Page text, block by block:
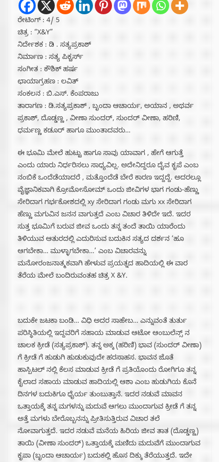
ರೇಟಿಂಗ್ : 4/ 5
ಚಿತ್ರ : “X&Y”
ನಿರ್ದೇಶಕ : ಡಿ . ಸತ್ಯಪ್ರಕಾಶ್
ನಿರ್ಮಾಣ : ಸತ್ಯ ಪಿಕ್ಚರ್ಸ್
ಸಂಗೀತ : ಕೌಶಿಕ್ ಹರ್ಷ
ಛಾಯಾಗ್ರಹಣ : ಲವಿತ್
ಸಂಕಲನ : ಬಿ.ಎಸ್. ಕೆಂಪರಾಜು
ತಾರಾಗಣ : ಡಿ.ಸತ್ಯಪ್ರಕಾಶ್ , ಬೃಂದಾ ಆಚಾರ್ಯ, ಅಯಾನ , ಅಥರ್ವ
ಪ್ರಕಾಶ್, ದೊಡ್ಡಣ್ಣ , ವೀಣಾ ಸುಂದರ್, ಸುಂದರ್ ವೀಣಾ, ಹರಿಣಿ,
ಧರ್ಮಣ್ಣ ಕಡೂರ್ ಹಾಗೂ ಮುಂತಾದವರು…
ಈ ಭೂಮಿ ಮೇಲೆ ಹುಟ್ಟು ಹಾಗೂ ಸಾವು ಯಾವಾಗ , ಹೇಗೆ ಆಗುತ್ತೆ
ಎಂದು ಯಾರು ನಿರ್ಧರಿಸಲು ಸಾಧ್ಯವಿಲ್ಲ. ಅದೇನಿದ್ದರೂ ದೈವ ಕೃಪೆ ಎಂಬ
ನಂಬಿಕೆ ಒಂದೆಡೆಯಾದರೆ , ಮತ್ತೊಂದೆಡೆ ಬೇರೆ ಕಾರಣ ಇದ್ದದ್ದೆ. ಅದರಲ್ಲೂ
ವೈಜ್ಞಾನಿಕವಾಗಿ ಕ್ರೋಮೋಸೋಮ್ ಒಂದು ಜೀವಿಗಳ ಭಾಗ ಗಂಡು-ಹೆಣ್ಣು
ಸೇರಿದಾಗ ಗರ್ಭಕೋಶದಲ್ಲಿ xy ಸೇರಿದಾಗ ಗಂಡು ಮಗು xx ಸೇರಿದಾಗ
ಹೆಣ್ಣು ಮಗುವಿನ ಜನನ ವಾಗುತ್ತದೆ ಎಂಬ ವಿಚಾರ ತಿಳಿದೇ ಇದೆ. ಇದರ
ಸುತ್ತ ಭೂಮಿಗೆ ಬರುವ ಜೀವ ಒಂದು ತನ್ನ ತಂದೆ ತಾಯಿ ಯಾರೆಂದು
ತಿಳಿಯುವ ಆತುರದಲ್ಲಿ ಎದುರಿಸುವ ಬದುಕಿನ ಸತ್ಯದ ದರ್ಶನ ‘ಹೂ
ಆಗಬೇಕಾ… ಮುಳ್ಳಾಗಬೇಕಾ…’ ಎಂಬ ವಿಚಾರವನ್ನು
ಮನೋರಂಜನಾತ್ಮಕವಾಗಿ ಹೇಳುವ ಪ್ರಯತ್ನದ ಹಾದಿಯಲ್ಲಿ ಈ ವಾರ
ತೆರೆಯ ಮೇಲೆ ಬಂದಿರುವಂತಹ ಚಿತ್ರ X &Y.
ಬದುಕೇ ಜಟಕಾ ಬಂಡಿ… ವಿಧಿ ಅದರ ಸಾಹೇಬ… ಎನ್ನುವಂತೆ ತುರ್ತು
ಪರಿಸ್ಥಿತಿಯಲ್ಲಿ ಇದ್ದವರಿಗೆ ಸಹಾಯ ಮಾಡುವ ಆಟೋ ಆಂಬುಲೆನ್ಸ್ ನ
ಚಾಲಕ ಕ್ರೀಡೆ (ಸತ್ಯಪ್ರಕಾಶ್). ತನ್ನ ಅಕ್ಕ (ಹರಿಣಿ) ಭಾವ (ಸುಂದರ್ ವೀಣಾ)
ಗೆ ಕ್ರೀಡೆ ಗೆ ಹುಡುಗಿ ಹುಡುಕುವುದೇ ಹರಸಾಹಸ. ಭಾವನ ಜೊತೆ
ಹಾಸ್ಪಿಟಲ್ ನಲ್ಲಿ ಕೆಲಸ ಮಾಡುವ ಕ್ರೀಡೆ ಗೆ ಪ್ರತಿಯೊಂದು ರೋಗಿಗೂ ತನ್ನ
ಕೈಲಾದ ಸಹಾಯ ಮಾಡುವ ಹಾದಿಯಲ್ಲಿ ಆಶಾ ಎಂಬ ಹುಡುಗಿಯ ಕೊನೆ
ದಿನಗಳ ಬದುಕಿಗೂ ಧೈರ್ಯ ತುಂಬುತ್ತಾನೆ. ಇದರ ನಡುವೆ ಮಾವನ
ಒತ್ತಾಯಕ್ಕೆ ತನ್ನ ಮಗಳನ್ನು ಮದುವೆ ಆಗಲು ಮುಂದಾಗುವ ಕ್ರೀಡೆ ಗೆ ತನ್ನ
ಅತ್ತೆ ಮಗಳು ಬೇರೊಬ್ಬನನ್ನು ಪ್ರೀತಿಸುತ್ತಿರುವ ವಿಚಾರ ತಲೆ
ನೋವಾಗುತ್ತದೆ. ಇದರ ನಡುವೆ ಮನೆಯ ಹಿರಿಯ ಜೀವ ತಾತ (ದೊಡ್ಡಣ್ಣ)
ತಾಯಿ (ವೀಣಾ ಸುಂದರ್) ಒತ್ತಾಯಕ್ಕೆ ಮಣಿದು ಮದುವೆಗೆ ಮುಂದಾಗುವ
ಕೃಪಾ (ಬೃಂದಾ ಆಚಾರ್ಯ) ಬದುಕಲ್ಲಿ ಹೊಸ ದಿಕ್ಕು ತೆರೆಯುತ್ತದೆ. ಇದೇ